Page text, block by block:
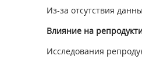
Из-за отсутствия
Влияние на
Исследования